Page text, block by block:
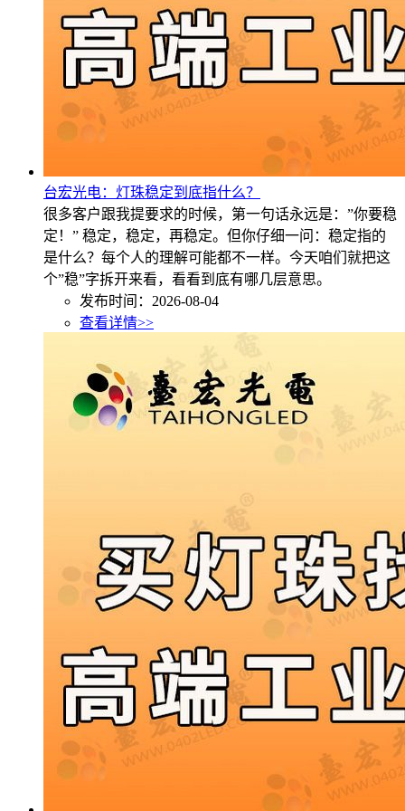
台宏光电：灯珠稳定到底指什么？
很多客户跟我提要求的时候，第一句话永远是：”你要稳
定！” 稳定，稳定，再稳定。但你仔细一问：稳定指的
是什么？每个人的理解可能都不一样。今天咱们就把这
个”稳”字拆开来看，看看到底有哪几层意思。
发布时间：2026-08-04
查看详情>>